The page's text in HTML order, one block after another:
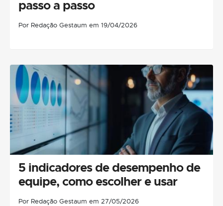
passo a passo
Por Redação Gestaum em 19/04/2026
5 indicadores de desempenho de
equipe, como escolher e usar
Por Redação Gestaum em 27/05/2026